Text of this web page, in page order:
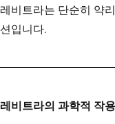
레비트라는 단순히 약
션입니다.
레비트라의 과학적 작